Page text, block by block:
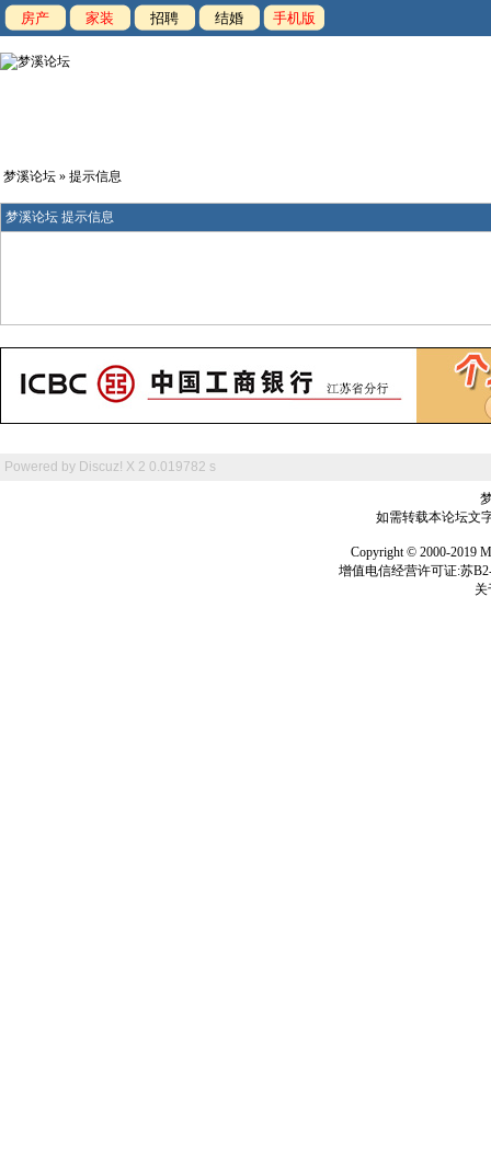
房产 家装 招聘 结婚 手机版
梦溪论坛 » 提示信息
梦溪论坛 提示信息
Powered by Discuz! X 2 0.019782 s
如需转载本论坛文
Copyright © 2000-2019
增值电信经营许可证:苏
关